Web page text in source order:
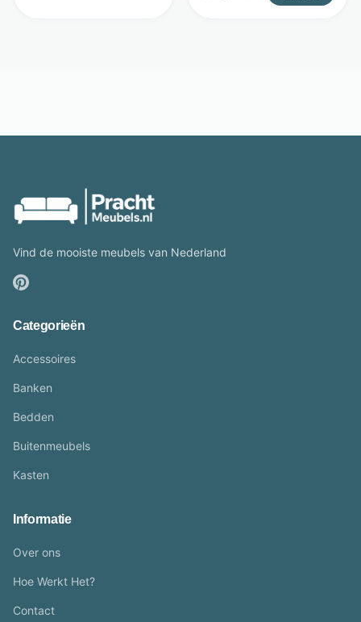
Vind de mooiste meubels van Nederland
Categorieën
Accessoires
Banken
Bedden
Buitenmeubels
Kasten
Informatie
Over ons
Hoe Werkt Het?
Contact